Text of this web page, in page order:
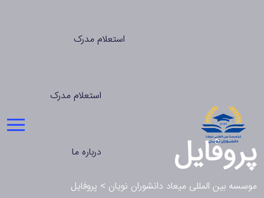
استعلام مدرک
استعلام مدرک
درباره ما پروفایل
موسسه بین المللی میعاد دانشوران نویان > پروفایل